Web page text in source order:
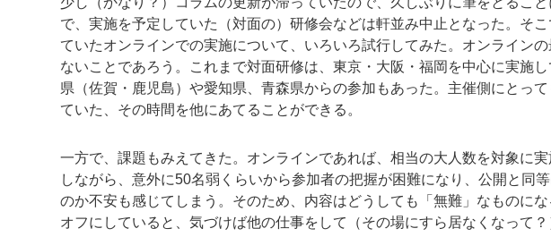
で、実施を予定していた（対面の）研修会などは軒並み中止となった。そ
ていたオンラインでの実施について、いろいろ試行してみた。オンライン
ないことであろう。これまで対面研修は、東京・大阪・福岡を中心に実施
県（佐賀・鹿児島）や愛知県、青森県からの参加もあった。主催側にとっ
ていた、その時間を他にあてることができる。
一方で、課題もみえてきた。オンラインであれば、相当の大人数を対象に
しながら、意外に50名弱くらいから参加者の把握が困難になり、公開と同
のか不安も感じてしまう。そのため、内容はどうしても「無難」なものに
オフにしていると、気づけば他の仕事をして（その場にすら居なくなって